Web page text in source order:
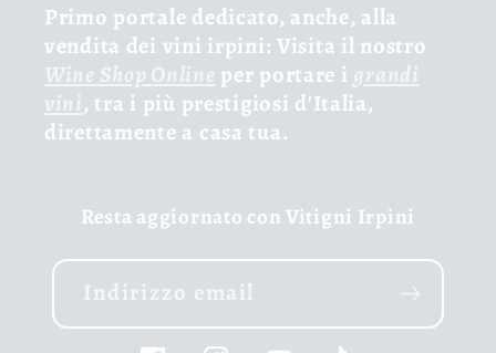
Primo portale dedicato, anche, alla
vendita dei vini irpini: Visita il nostro
Wine Shop Online per portare i grandi
vini, tra i più prestigiosi d'Italia,
direttamente a casa tua.
Resta aggiornato con Vitigni Irpini
Indirizzo email